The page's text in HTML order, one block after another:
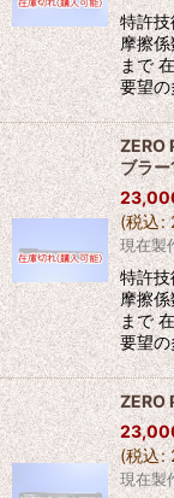
特許
摩擦
まで
要望
ZERO
ブラ
(税込:
現在製
特許
摩擦
まで
要望
ZERO
(税込:
現在製